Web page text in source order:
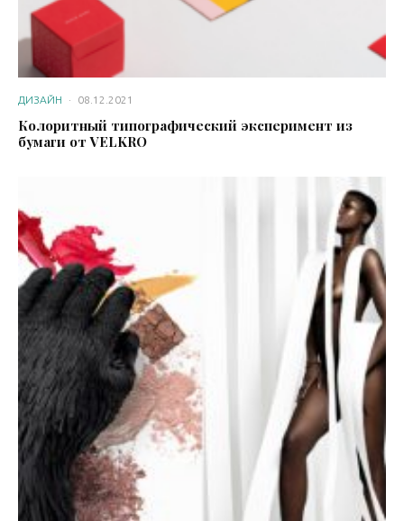
ДИЗАЙН · 08.12.2021
Колоритный типографический эксперимент из
бумаги от VELKRO